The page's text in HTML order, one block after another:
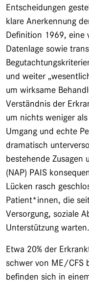
Entscheidungen
klare Anerkennung
Definition 1969, eine
Datenlage sowie
und weiter
um wirksame
Verständnis der
um nichts weniger
Umgang und echte
dramatisch
bestehende Zusagen
(NAP) PAIS
Lücken rasch
Patient*innen, die
Versorgung, soziale
Unterstützung
Etwa 20% der
schwer von ME/CFS
befinden sich in